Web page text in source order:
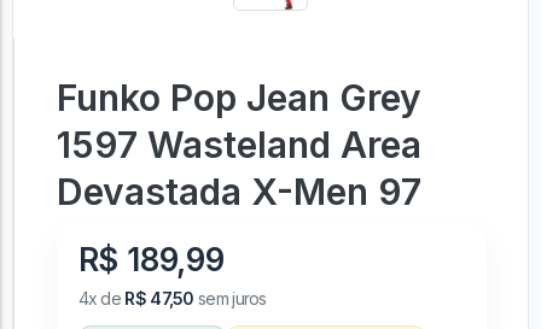
Funko Pop Jean Grey
1597 Wasteland Area
Devastada X-Men 97
R$ 189,99
4x de R$ 47,50 sem juros